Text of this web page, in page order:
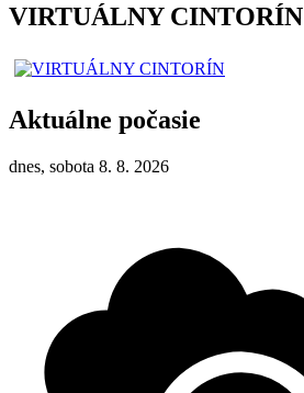
VIRTUÁLNY CINTORÍN
Aktuálne počasie
dnes, sobota 8. 8. 2026